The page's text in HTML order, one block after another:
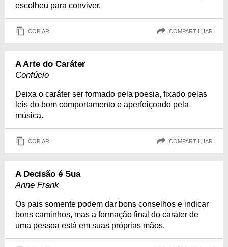
escolheu para conviver.
COPIAR COMPARTILHAR
A Arte do Caráter
Confúcio
Deixa o caráter ser formado pela poesia, fixado pelas
leis do bom comportamento e aperfeiçoado pela
música.
COPIAR COMPARTILHAR
A Decisão é Sua
Anne Frank
Os pais somente podem dar bons conselhos e indicar
bons caminhos, mas a formação final do caráter de
uma pessoa está em suas próprias mãos.